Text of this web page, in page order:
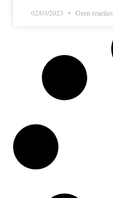
02/03/2023 Geen reacties